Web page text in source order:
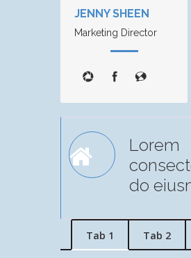
JENNY SHEEN
Marketing Director
Lorem
do
Tab 1 Tab 2